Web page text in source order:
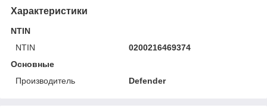
Характеристики
NTIN
NTIN
0200216469374
Основные
Производитель
Defender